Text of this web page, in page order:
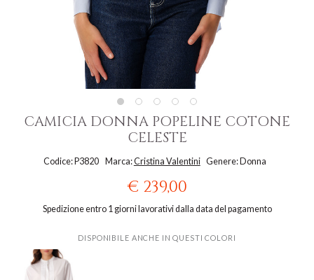
CAMICIA DONNA POPELINE COTONE
CELESTE
Codice: P3820 Marca:Cristina Valentini Genere: Donna
€ 239,00
Spedizione entro 1 giorni lavorativi dalla data del pagamento
DISPONIBILE ANCHE IN QUESTI COLORI